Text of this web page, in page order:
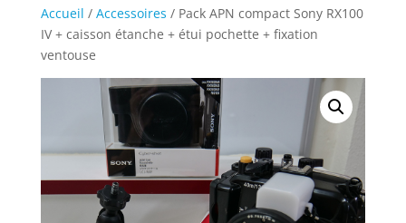
Accueil / Accessoires / Pack APN compact Sony RX100
IV + caisson étanche + étui pochette + fixation
ventouse